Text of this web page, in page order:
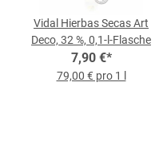
Vidal Hierbas Secas Art
Deco, 32 %, 0,1-l-Flasche
7,90 €*
79,00 € pro 1 l